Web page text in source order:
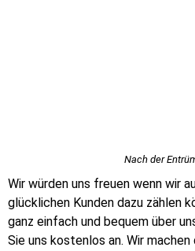
Nach der
Wir würden uns freuen wenn wir
glücklichen Kunden dazu zählen
ganz einfach und bequem über
Sie uns kostenlos an. Wir